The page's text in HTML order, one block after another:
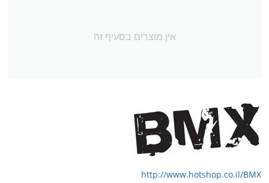
אין מוצרים בסעיף זה
http://www.hotshop.co.il/BMX